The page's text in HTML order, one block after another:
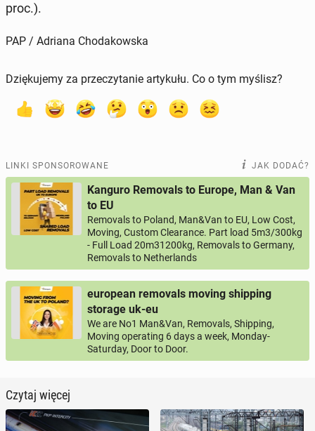
proc.).
PAP / Adriana Chodakowska
Dziękujemy za przeczytanie artykułu. Co o tym myślisz?
LINKI SPONSOROWANE JAK DODAĆ?
Kanguro Removals to Europe, Man & Van
to EU
Removals to Poland, Man&Van to EU, Low Cost,
Moving, Custom Clearance. Part load 5m3/300kg
- Full Load 20m31200kg, Removals to Germany,
Removals to Netherlands
european removals moving shipping
storage uk-eu
We are No1 Man&Van, Removals, Shipping,
Moving operating 6 days a week, Monday-
Saturday, Door to Door.
Czytaj więcej